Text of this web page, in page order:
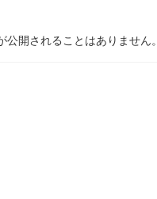
公開されることはありません。